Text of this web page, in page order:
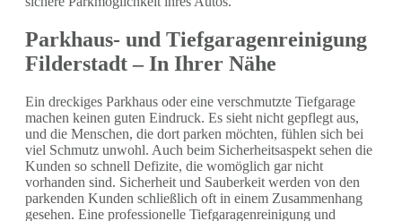
Parkhaus- und Tiefgaragenreinigung
Filderstadt – In Ihrer Nähe
Ein dreckiges Parkhaus oder eine verschmutzte Tiefgarage
machen keinen guten Eindruck. Es sieht nicht gepflegt aus,
und die Menschen, die dort parken möchten, fühlen sich bei
viel Schmutz unwohl. Auch beim Sicherheitsaspekt sehen die
Kunden so schnell Defizite, die womöglich gar nicht
vorhanden sind. Sicherheit und Sauberkeit werden von den
parkenden Kunden schließlich oft in einem Zusammenhang
gesehen. Eine professionelle Tiefgaragenreinigung und